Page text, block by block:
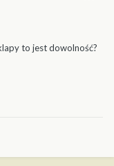
to jest dowolność?